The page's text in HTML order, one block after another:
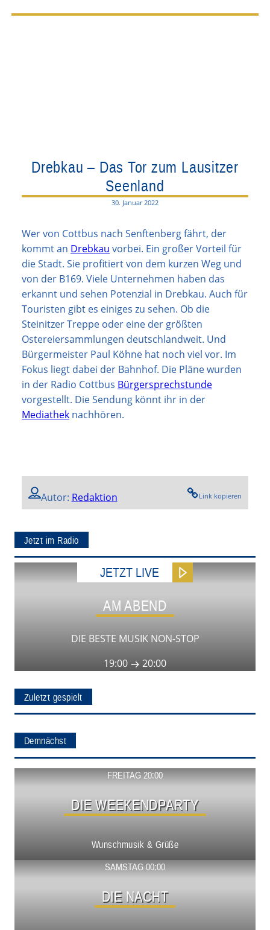
Drebkau – Das Tor zum Lausitzer
Seenland
30. Januar 2022
Wer von Cottbus nach Senftenberg fährt, der
kommt an Drebkau vorbei. Ein großer Vorteil für
die Stadt. Sie profitiert von dem kurzen Weg und
von der B169. Viele Unternehmen haben das
erkannt und sehen Potenzial in Drebkau. Auch für
Touristen gibt es einiges zu sehen. Ob die
Steinitzer Treppe oder eine der größten
Ostereiersammlungen deutschlandweit. Und
Bürgermeister Paul Köhne hat noch viel vor. Im
Fokus liegt dabei der Bahnhof. Die Pläne wurden
in der Radio Cottbus Bürgersprechstunde
vorgestellt. Die Sendung könnt ihr in der
Mediathek nachhören.
Autor: Redaktion Link kopieren
Jetzt im Radio
JETZT LIVE
AM ABEND
DIE BESTE MUSIK NON-STOP
19:00
20:00
Zuletzt gespielt
Demnächst
FREITAG 20:00
DIE WEEKENDPARTY
Wunschmusik & Grüße
Show ansehen
SAMSTAG 00:00
DIE NACHT
Show ansehen